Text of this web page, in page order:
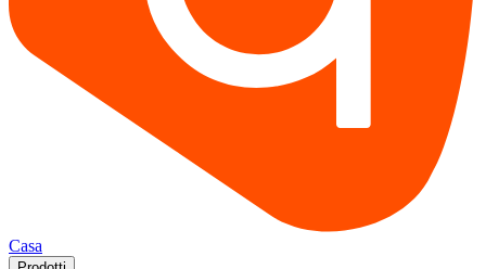
Casa